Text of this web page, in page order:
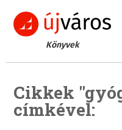
Könyvek
Cikkek
címkével: